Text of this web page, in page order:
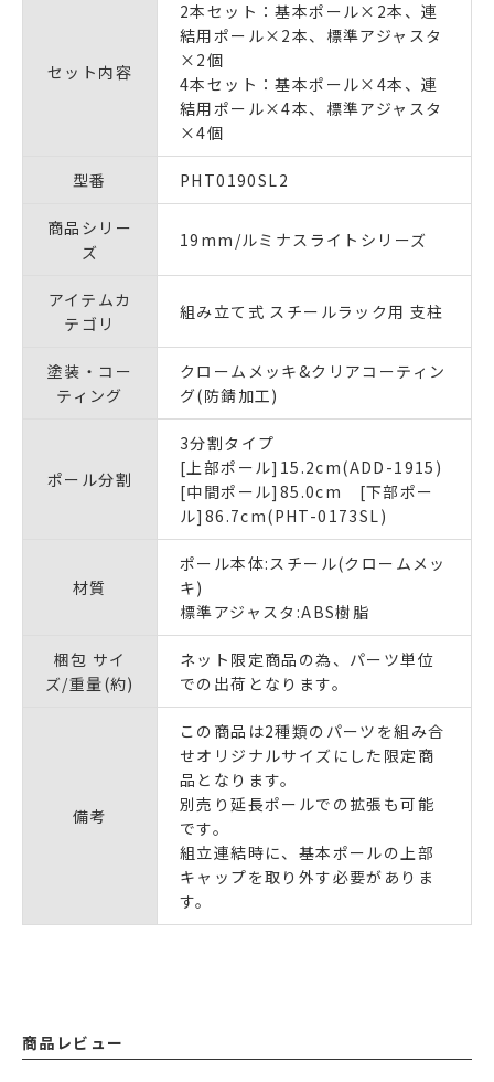
セット内容
2本セット：基本ポール×2本、連
結用ポール×2本、標準アジャスタ
×2個
4本セット：基本ポール×4本、連
結用ポール×4本、標準アジャスタ
×4個
型番 PHT0190SL2
商品シリー
ズ
19mm/ルミナスライトシリーズ
アイテムカ
テゴリ
組み立て式 スチールラック用 支柱
塗装・コー
ティング
クロームメッキ&クリアコーティン
グ(防錆加工)
ポール分割
3分割タイプ
[上部ポール]15.2cm(ADD-1915)
[中間ポール]85.0cm [下部ポー
ル]86.7cm(PHT-0173SL)
材質
ポール本体:スチール(クロームメッ
キ)
標準アジャスタ:ABS樹脂
梱包 サイ
ズ/重量(約)
ネット限定商品の為、パーツ単位
での出荷となります。
備考
この商品は2種類のパーツを組み合
せオリジナルサイズにした限定商
品となります。
別売り延長ポールでの拡張も可能
です。
組立連結時に、基本ポールの上部
キャップを取り外す必要がありま
す。
商品レビュー